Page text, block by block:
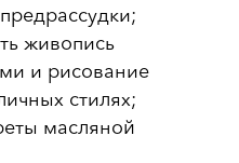
живопись
и рисование
стилях;
масляной